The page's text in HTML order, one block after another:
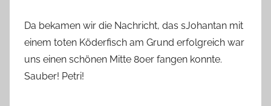
Da bekamen wir die Nachricht, das sJohantan mit
einem toten Köderfisch am Grund erfolgreich war
uns einen schönen Mitte 80er fangen konnte.
Sauber! Petri!